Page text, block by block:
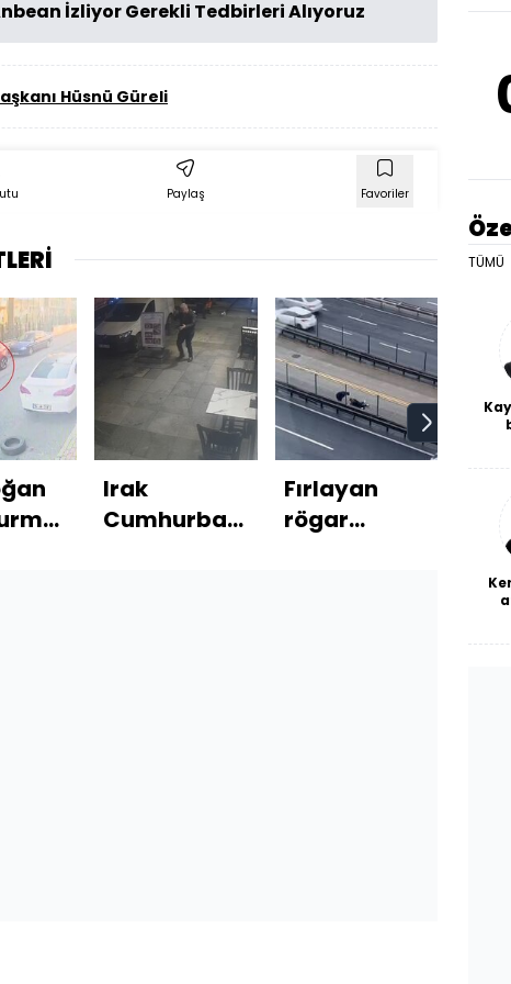
İzliyor Gerekli Tedbirleri Alıyoruz
Hüsnü Güreli
Paylaş Favoriler
Irak
Cumhurbaşkanı'nın
Fırlayan
rögar
3
ne
TÜMÜ